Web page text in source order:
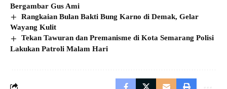
Bergambar Gus Ami
Rangkaian Bulan Bakti Bung Karno di Demak, Gelar
Wayang Kulit
Tekan Tawuran dan Premanisme di Kota Semarang Polisi
Lakukan Patroli Malam Hari